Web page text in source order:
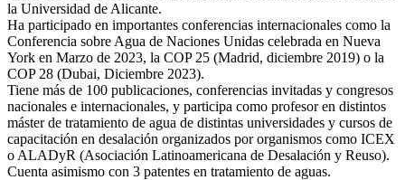
la Universidad de Alicante.
Ha participado en importantes conferencias internacionales como la
Conferencia sobre Agua de Naciones Unidas celebrada en Nueva
York en Marzo de 2023, la COP 25 (Madrid, diciembre 2019) o la
COP 28 (Dubai, Diciembre 2023).
Tiene más de 100 publicaciones, conferencias invitadas y congresos
nacionales e internacionales, y participa como profesor en distintos
máster de tratamiento de agua de distintas universidades y cursos de
capacitación en desalación organizados por organismos como ICEX
o ALADyR (Asociación Latinoamericana de Desalación y Reuso).
Cuenta asimismo con 3 patentes en tratamiento de aguas.